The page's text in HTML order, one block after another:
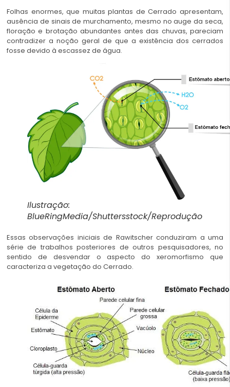
Folhas enormes, que muitas plantas de Cerrado apresentam,
ausência de sinais de murchamento, mesmo no auge da seca,
floração e brotação abundantes antes das chuvas, pareciam
contradizer a noção geral de que a existência dos cerrados
fosse devido à escassez de água.
Ilustração:
BlueRingMedia/Shuttersstock/Reprodução
Essas observações iniciais de Rawitscher conduziram a uma
série de trabalhos posteriores de outros pesquisadores, no
sentido de desvendar o aspecto do xeromorfismo que
caracteriza a vegetação do Cerrado.